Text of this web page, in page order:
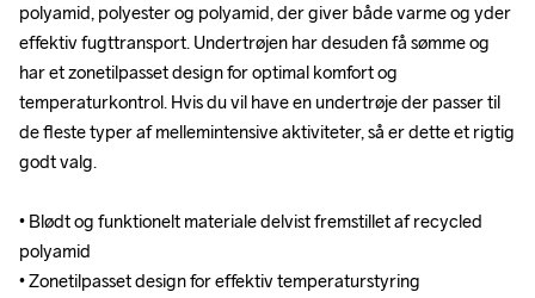
polyamid, polyester og polyamid, der giver både varme og yder
effektiv fugttransport. Undertrøjen har desuden få sømme og
har et zonetilpasset design for optimal komfort og
temperaturkontrol. Hvis du vil have en undertrøje der passer til
de fleste typer af mellemintensive aktiviteter, så er dette et rigtig
godt valg.
• Blødt og funktionelt materiale delvist fremstillet af recycled
polyamid
• Zonetilpasset design for effektiv temperaturstyring
polyamid, polyester og polyamid, der giver både varme og yder
effektiv fugttransport. Undertrøjen har desuden få sømme og
har et zonetilpasset design for optimal komfort og
temperaturkontrol. Hvis du vil have en undertrøje der passer til
de fleste typer af mellemintensive aktiviteter, så er dette et rigtig
godt valg.
• Blødt og funktionelt materiale delvist fremstillet af recycled
polyamid
• Zonetilpasset design for effektiv temperaturstyring